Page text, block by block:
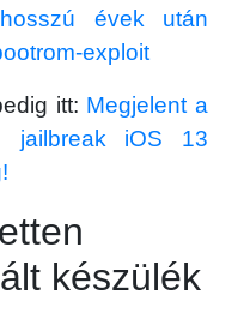
évek után
exploit
itt: Megjelent a
jailbreak iOS 13
készülék